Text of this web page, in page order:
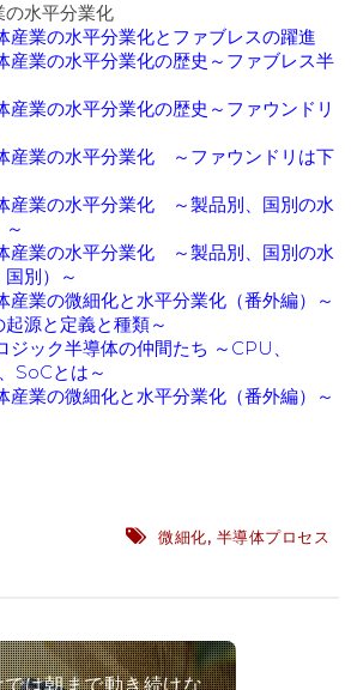
の水平分業化
産業の水平分業化とファブレスの躍進
産業の水平分業化の歴史～ファブレス半
産業の水平分業化の歴史～ファウンドリ
産業の水平分業化 ～ファウンドリは下
産業の水平分業化 ～製品別、国別の水
産業の水平分業化 ～製品別、国別の水
別）～
産業の微細化と水平分業化（番外編）～
源と定義と種類～
ジック半導体の仲間たち ～CPU、
SoCとは～
産業の微細化と水平分業化（番外編）～
微細化, 半導体プロセス
は朝まで動き続けな